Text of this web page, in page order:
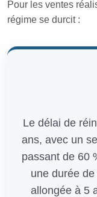
Pour les ventes
régime se durcit :
Le délai de
ans, avec un
passant de 60
une durée
allongée à 5